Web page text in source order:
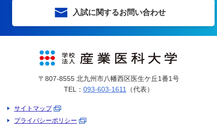
入試に関するお問い合わせ
〒807-8555 北九州市八幡西区医生ケ丘1番1号
TEL： 093-603-1611 （代表）
サイトマップ
プライバシーポリシー